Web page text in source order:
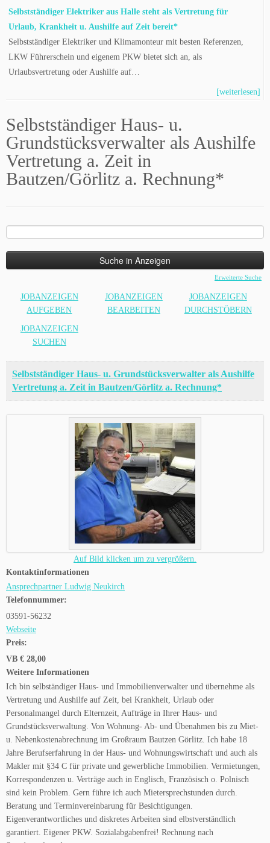
Selbstständiger Elektriker aus Halle steht als Vertretung für
Urlaub, Krankheit u. Aushilfe auf Zeit bereit*
Selbstständiger Elektriker und Klimamonteur mit besten Referenzen,
LKW Führerschein und eigenem PKW bietet sich an, als
Urlaubsvertretung oder Aushilfe auf…
[weiterlesen]
Selbstständiger Haus- u.
Grundstücksverwalter als Aushilfe
Vertretung a. Zeit in
Bautzen/Görlitz a. Rechnung*
Erweiterte Suche
JOBANZEIGEN
AUFGEBEN
JOBANZEIGEN
BEARBEITEN
JOBANZEIGEN
DURCHSTÖBERN
JOBANZEIGEN
SUCHEN
Selbstständiger Haus- u. Grundstücksverwalter als Aushilfe
Vertretung a. Zeit in Bautzen/Görlitz a. Rechnung*
Auf Bild klicken um zu vergrößern.
Kontaktinformationen
Ansprechpartner Ludwig Neukirch
Telefonnummer:
03591-56232
Webseite
Preis:
VB € 28,00
Weitere Informationen
Ich bin selbständiger Haus- und Immobilienverwalter und übernehme als
Vertretung und Aushilfe auf Zeit, bei Krankheit, Urlaub oder
Personalmangel durch Elternzeit, Aufträge in Ihrer Haus- und
Grundstücksverwaltung. Von Wohnung- Ab- und Übenahmen bis zu Miet-
u. Nebenkostenabrechnung im Großraum Bautzen Görlitz. Ich habe 18
Jahre Berufserfahrung in der Haus- und Wohnungswirtschaft und auch als
Makler mit §34 C für private und gewerbliche Immobilien. Vermietungen,
Korrespondenzen u. Verträge auch in Englisch, Französisch o. Polnisch
sind kein Problem. Gern führe ich auch Mietersprechstunden durch.
Beratung und Terminvereinbarung für Besichtigungen.
Eigenverantwortliches und diskretes Arbeiten sind elbstverständlich
garantiert. Eigener PKW. Sozialabgabenfrei! Rechnung nach